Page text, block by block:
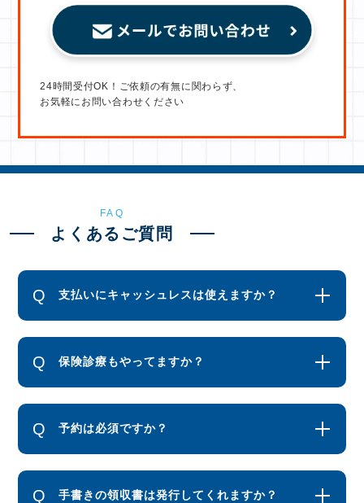
24時間受付OK！ご依頼の有無に関わらず、
お気軽にお問い合わせください
FAQ
よくあるご質問
支払いにキャッシュレスは使えますか？
保険診療もやってますか？
予約は必須ですか？
手書きの領収書は発行してくれますか？